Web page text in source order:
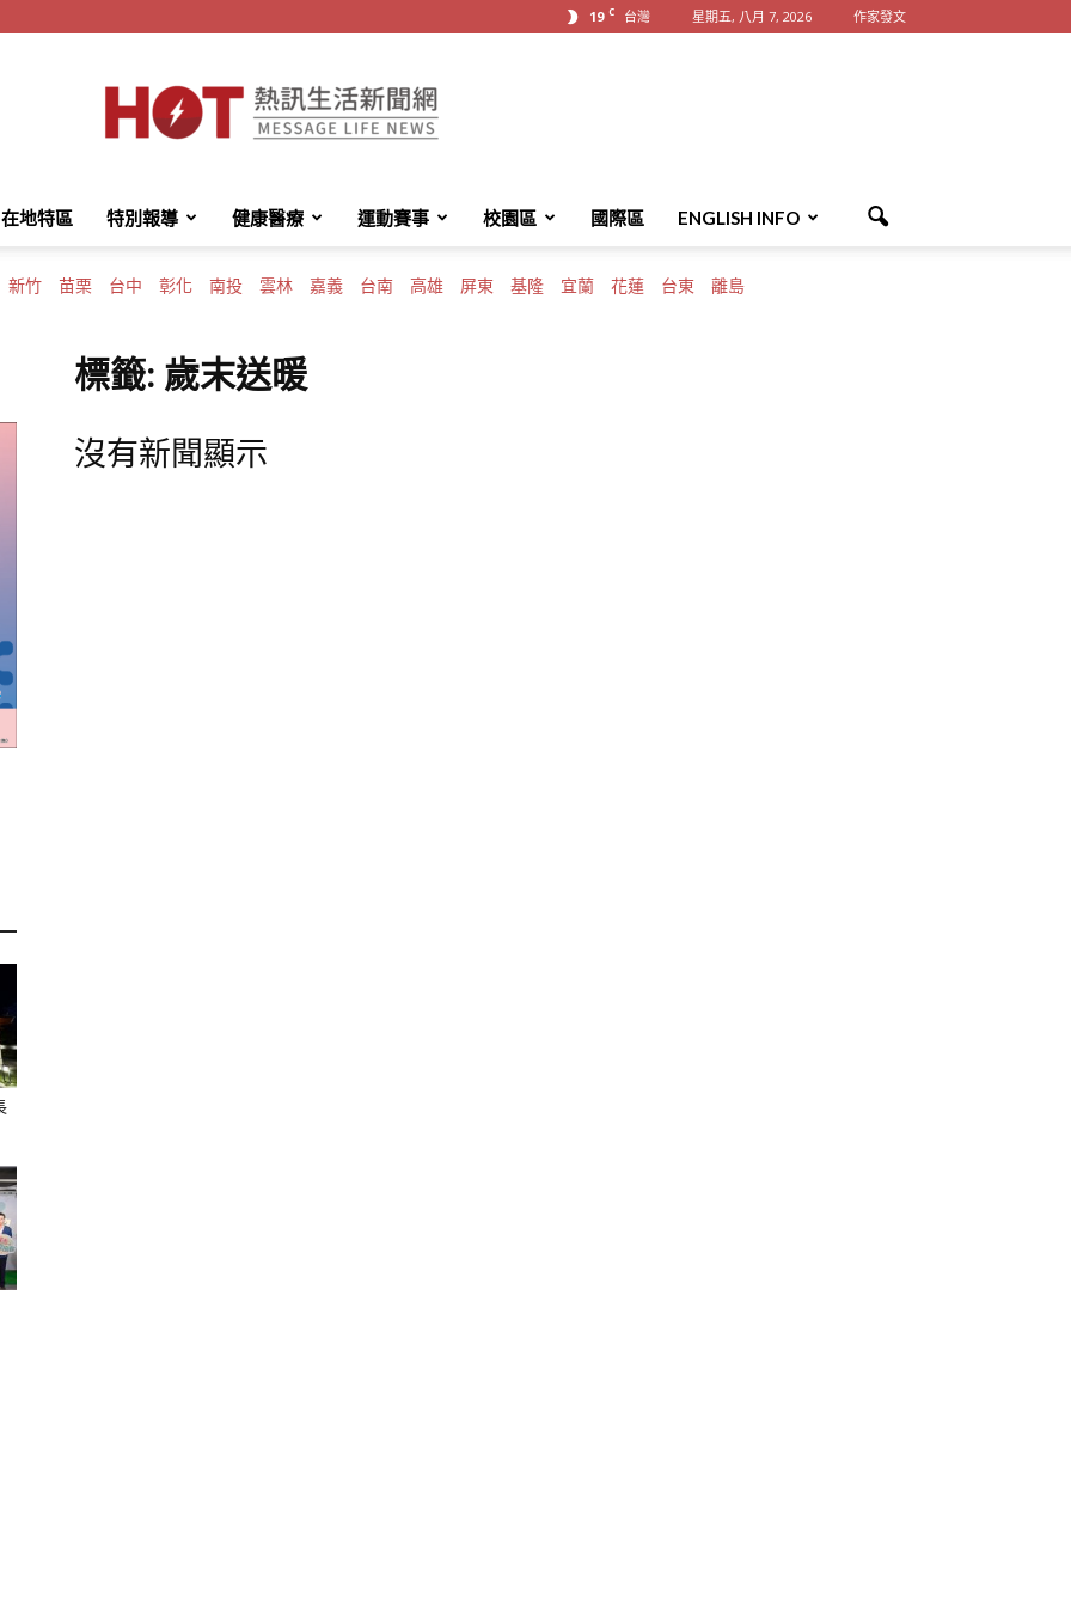
19 C 台灣 星期五, 八月 7, 2026 作家發文
HotMessage
熱
在地特區 特別報導 健康醫療 運動賽事 校園區 國際區 ENGLISH INFO
新竹 苗栗 台中 彰化 南投 雲林 嘉義 台南 高雄 屏東 基隆 宜蘭 花蓮 台東 離島
標籤: 歲末送暖
沒有新聞顯示